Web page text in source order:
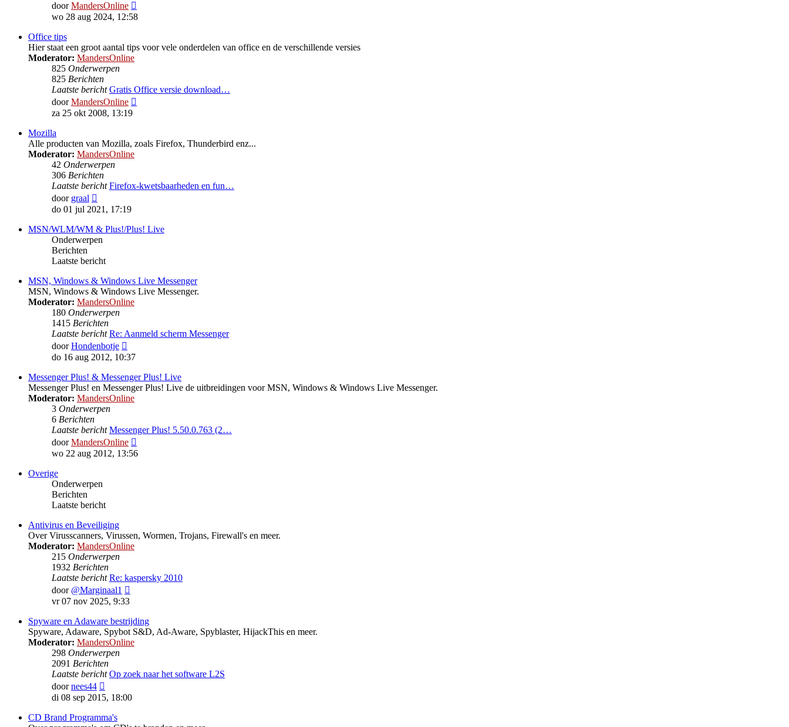
doorMandersOnline
laatste
wo 28 aug 2024, 12:58
Office tips
Hier staat een groot aantal tips voor vele onderdelen van office en de verschillende versies
Moderator: MandersOnline
825 Onderwerpen
825 Berichten
Laatste bericht Gratis Office versie download…
doorMandersOnline
za 25 okt 2008, 13:19
Mozilla
Alle producten van Mozilla, zoals Firefox, Thunderbird enz...
Moderator: MandersOnline
42 Onderwerpen
306 Berichten
Laatste bericht Firefox-kwetsbaarheden en fun…
door graal
laatste
do 01 jul 2021, 17:19
MSN/WLM/WM & Plus!/Plus! Live
Onderwerpen
Berichten
Laatste bericht
MSN, Windows & Windows Live Messenger
MSN, Windows & Windows Live Messenger.
Moderator: MandersOnline
180 Onderwerpen
1415 Berichten
Laatste bericht Re: Aanmeld scherm Messenger
doorHondenbotje
laatste
do 16 aug 2012, 10:37
Messenger Plus! & Messenger Plus! Live
Messenger Plus! en Messenger Plus! Live de uitbreidingen voor MSN, Windows & Windows Live Messenger.
Moderator: MandersOnline
3 Onderwerpen
6 Berichten
Laatste bericht Messenger Plus! 5.50.0.763 (2…
doorMandersOnline
laatste
wo 22 aug 2012, 13:56
Overige
Onderwerpen
Berichten
Laatste bericht
Antivirus en Beveiliging
Over Virusscanners, Virussen, Wormen, Trojans, Firewall's en meer.
Moderator: MandersOnline
215 Onderwerpen
1932 Berichten
Laatste bericht Re: kaspersky 2010
door @Marginaal1
vr 07 nov 2025, 9:33
Spyware en Adaware bestrijding
Spyware, Adaware, Spybot S&D, Ad-Aware, Spyblaster, HijackThis en meer.
Moderator: MandersOnline
298 Onderwerpen
2091 Berichten
Laatste bericht Op zoek naar het software L2S
doornees44
laatste
di 08 sep 2015, 18:00
CD Brand Programma's